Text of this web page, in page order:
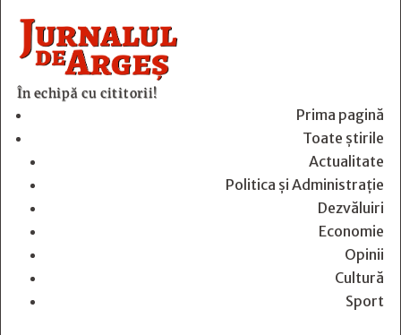
În echipă cu cititorii!
Prima pagină
Toate știrile
Actualitate
Politica și Administrație
Dezvăluiri
Economie
Opinii
Cultură
Sport